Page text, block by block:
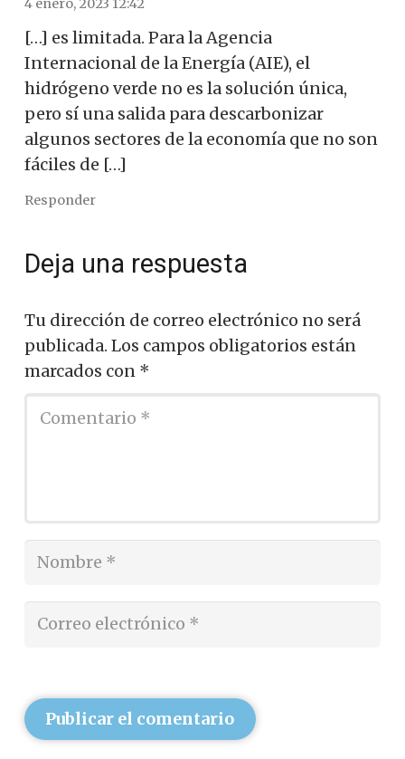
4 enero, 2023 12:42
[…] es limitada. Para la Agencia
Internacional de la Energía (AIE), el
hidrógeno verde no es la solución única,
pero sí una salida para descarbonizar
algunos sectores de la economía que no son
fáciles de […]
Responder
Deja una respuesta
Tu dirección de correo electrónico no será
publicada. Los campos obligatorios están
marcados con *
Publicar el comentario